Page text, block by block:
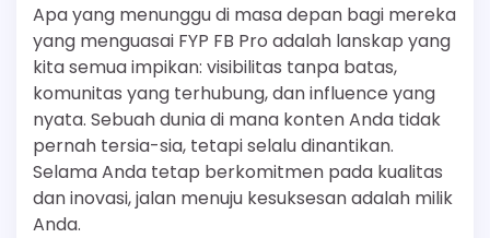
Apa yang menunggu di masa depan bagi mereka
yang menguasai FYP FB Pro adalah lanskap yang
kita semua impikan: visibilitas tanpa batas,
komunitas yang terhubung, dan influence yang
nyata. Sebuah dunia di mana konten Anda tidak
pernah tersia-sia, tetapi selalu dinantikan.
Selama Anda tetap berkomitmen pada kualitas
dan inovasi, jalan menuju kesuksesan adalah milik
Anda.